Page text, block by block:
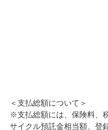
＜支払総額について＞
※支払総額には、保険料、
サイクル預託金相当額、登